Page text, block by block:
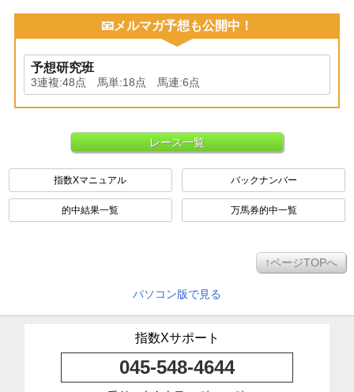
📧メルマガ予想も公開中！
予想研究班
3連複:48点 馬単:18点 馬連:6点
レース一覧
指数Xマニュアル バックナンバー
的中結果一覧 万馬券的中一覧
↑ページTOPへ
パソコン版で見る
指数Xサポート
045-548-4644